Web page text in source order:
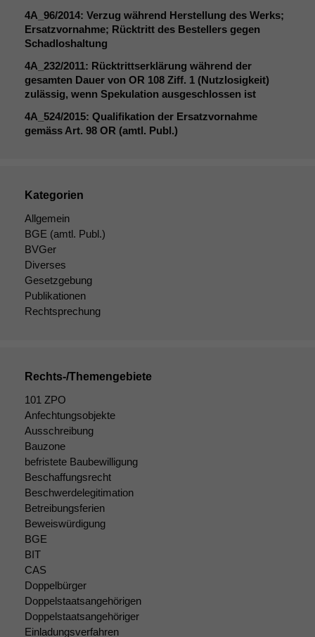
4A_96/2014: Verzug während Herstellung des Werks;
Ersatzvornahme; Rücktritt des Bestellers gegen
Schadloshaltung
4A_232/2011: Rücktrittserklärung während der
gesamten Dauer von OR 108 Ziff. 1 (Nutzlosigkeit)
zulässig, wenn Spekulation ausgeschlossen ist
4A_524/2015: Qualifikation der Ersatzvornahme
gemäss Art. 98 OR (amtl. Publ.)
Kategorien
Allgemein
BGE (amtl. Publ.)
BVGer
Diverses
Gesetzgebung
Publikationen
Rechtsprechung
Rechts-/Themengebiete
101 ZPO
Anfechtungsobjekte
Ausschreibung
Bauzone
befristete Baubewilligung
Beschaffungsrecht
Beschwerdelegitimation
Betreibungsferien
Beweiswürdigung
BGE
BIT
CAS
Doppelbürger
Doppelstaatsangehörigen
Doppelstaatsangehöriger
Einladungsverfahren
Notwendige
Cookies
Cookies sind
nicht
optional, es
braucht sie,
damit die